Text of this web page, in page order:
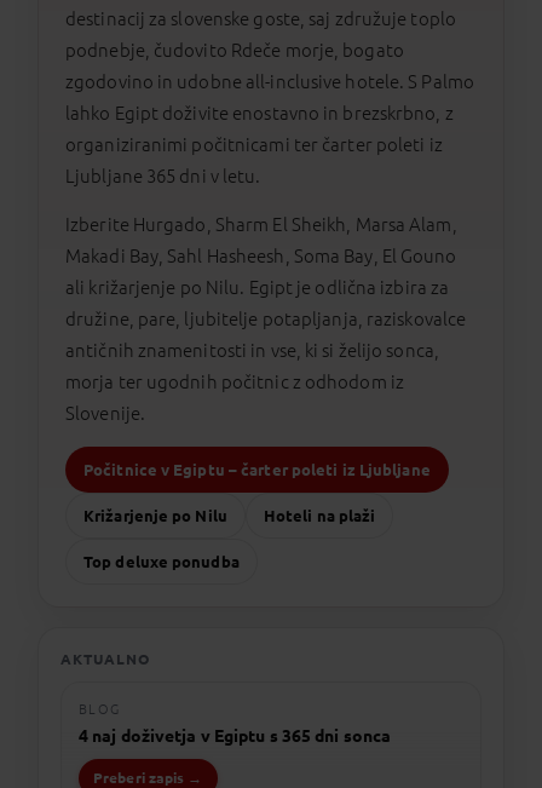
destinacij za slovenske goste, saj združuje toplo
podnebje, čudovito Rdeče morje, bogato
zgodovino in udobne all-inclusive hotele. S Palmo
lahko Egipt doživite enostavno in brezskrbno, z
organiziranimi počitnicami ter čarter poleti iz
Ljubljane 365 dni v letu.
Izberite Hurgado, Sharm El Sheikh, Marsa Alam,
Makadi Bay, Sahl Hasheesh, Soma Bay, El Gouno
ali križarjenje po Nilu. Egipt je odlična izbira za
družine, pare, ljubitelje potapljanja, raziskovalce
antičnih znamenitosti in vse, ki si želijo sonca,
morja ter ugodnih počitnic z odhodom iz
Slovenije.
Počitnice v Egiptu – čarter poleti iz Ljubljane
Križarjenje po Nilu Hoteli na plaži
Top deluxe ponudba
AKTUALNO
BLOG
4 naj doživetja v Egiptu s 365 dni sonca
Preberi zapis →